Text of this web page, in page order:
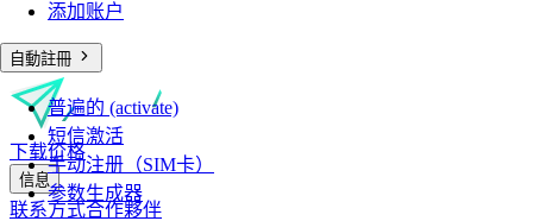
下载价格
信息
联系方式合作夥伴
添加账户
自動註冊
普遍的 (activate)
短信激活
手动注册（SIM卡）
参数生成器